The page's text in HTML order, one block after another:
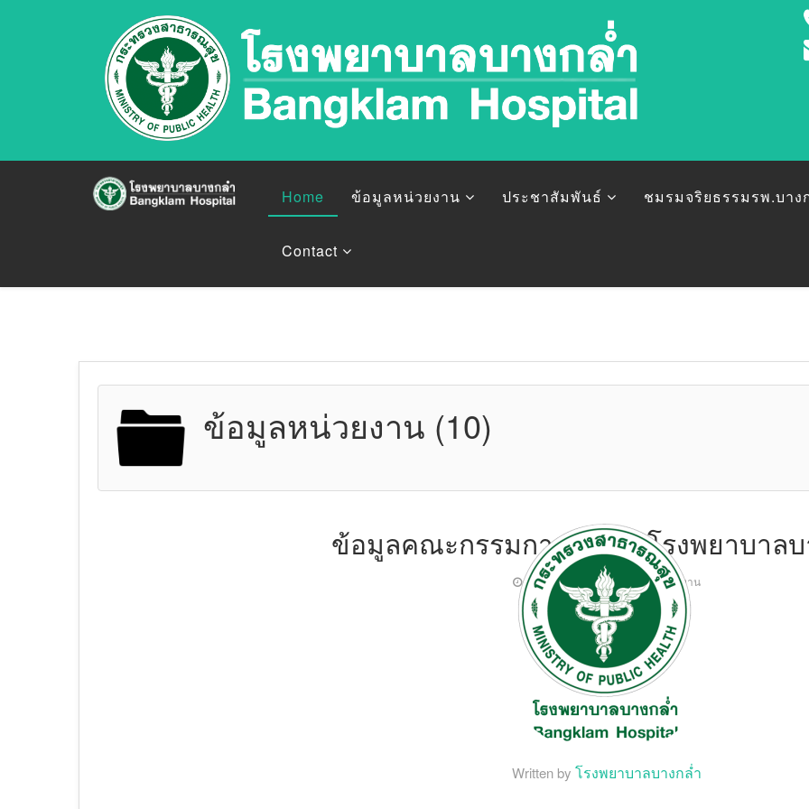
Home ข้อมูลหน่วยงาน ประชาสัมพันธ์ ชมรมจริยธรรมรพ.บาง
Contact
ข้อมูลหน่วยงาน (10)
ข้อมูลคณะกรรมการบริหารโรงพยาบาลบ
17 มีนาคม 2569 ข้อมูลหน่วยงาน
Written by โรงพยาบาลบางกล่ำ